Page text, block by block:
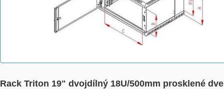
Rack Triton 19" dvojdílný 18U/500mm prosklené